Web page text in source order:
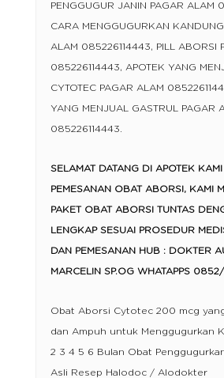
PENGGUGUR JANIN PAGAR ALAM
CARA MENGGUGURKAN
ALAM 085226114443, PILL ABORSI
085226114443, APOTEK YANG
CYTOTEC PAGAR ALAM
YANG MENJUAL GASTRUL PAGAR
085226114443.
SELAMAT DATANG DI APOTEK
PEMESANAN OBAT ABORSI, KAMI
PAKET OBAT ABORSI TUNTAS
LENGKAP SESUAI PROSEDUR
DAN PEMESANAN HUB : DOKTER
MARCELIN SP.OG WHATAPPS
Obat Aborsi Cytotec 200 mcg
dan Ampuh untuk Menggugurkan
2 3 4 5 6 Bulan Obat
Asli Resep Halodoc / Alodokter